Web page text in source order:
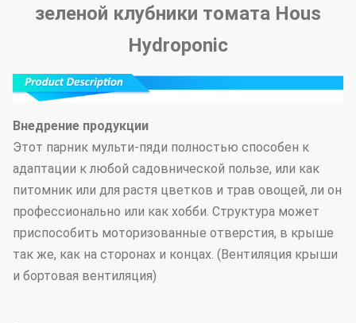
зеленой клубники томата Hous
Hydroponic
Внедрение продукции
Этот парник мульти-пяди полностью способен к
адаптации к любой садовнической пользе, или как
питомник или для растя цветков и трав овощей, ли он
профессионально или как хобби. Структура может
приспособить моторизованные отверстия, в крыше
так же, как на сторонах и концах. (Вентиляция крыши
и бортовая вентиляция)